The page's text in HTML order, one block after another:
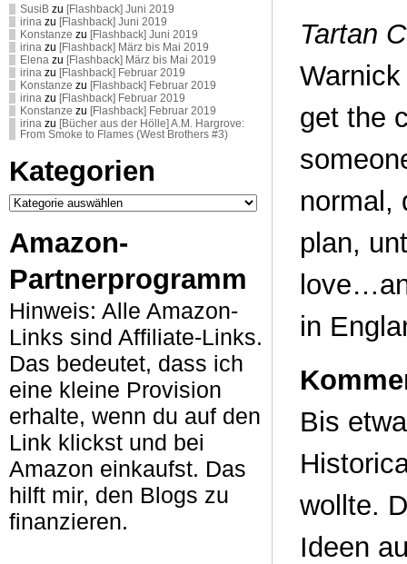
SusiB zu [Flashback] Juni 2019
irina zu [Flashback] Juni 2019
Konstanze zu [Flashback] Juni 2019
irina zu [Flashback] März bis Mai 2019
Elena zu [Flashback] März bis Mai 2019
irina zu [Flashback] Februar 2019
Konstanze zu [Flashback] Februar 2019
irina zu [Flashback] Februar 2019
Konstanze zu [Flashback] Februar 2019
irina zu [Bücher aus der Hölle] A.M. Hargrove:
From Smoke to Flames (West Brothers #3)
Kategorien
Kategorien
Amazon-
Partnerprogramm
Hinweis: Alle Amazon-
Links sind Affiliate-Links.
Das bedeutet, dass ich
eine kleine Provision
erhalte, wenn du auf den
Link klickst und bei
Amazon einkaufst. Das
hilft mir, den Blogs zu
finanzieren.
Tartan
get the
normal,
plan,
in
Bis
wollte.
Ideen